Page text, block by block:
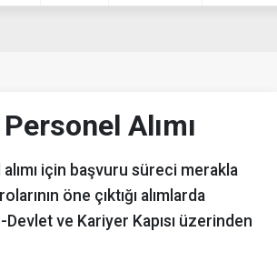
Alımı
için başvuru süreci merakla
öne çıktığı alımlarda
ve Kariyer Kapısı üzerinden